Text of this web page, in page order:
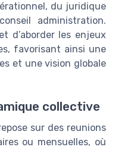
du juridique
administration.
d’aborder les enjeux
favorisant ainsi une
et une vision globale
collective
sur des reunions
ou mensuelles, où